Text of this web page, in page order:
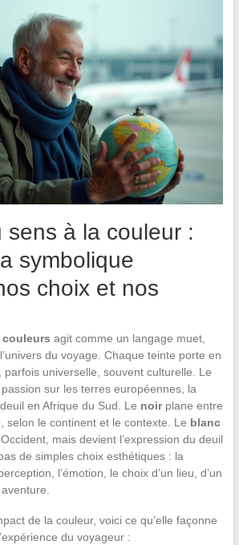
sens à la couleur :
symbolique
choix et nos
agit comme un langage muet,
du voyage. Chaque teinte porte en
parfois universelle, souvent culturelle. Le
sur les terres européennes, la
en Afrique du Sud. Le noirplane entre
selon le continent et le contexte. Le blanc
mais devient l’expression du deuil
de simples choix esthétiques : la
l’émotion, le choix d’un lieu, d’un
de la couleur, voici ce qu’elle façonne
du voyageur :